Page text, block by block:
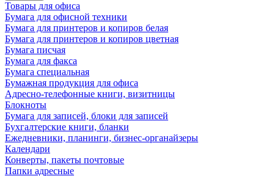
Товары для офиса
Бумага для офисной техники
Бумага для принтеров и копиров белая
Бумага для принтеров и копиров цветная
Бумага писчая
Бумага для факса
Бумага специальная
Бумажная продукция для офиса
Адресно-телефонные книги, визитницы
Блокноты
Бумага для записей, блоки для записей
Бухгалтерские книги, бланки
Ежедневники, планинги, бизнес-органайзеры
Календари
Конверты, пакеты почтовые
Папки адресные